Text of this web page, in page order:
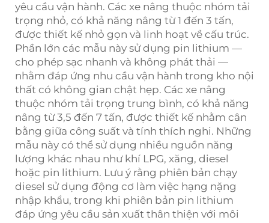
yêu cầu vận hành. Các xe nâng thuộc nhóm tải
trọng nhỏ, có khả năng nâng từ 1 đến 3 tấn,
được thiết kế nhỏ gọn và linh hoạt về cấu trúc.
Phần lớn các mẫu này sử dụng pin lithium —
cho phép sạc nhanh và không phát thải —
nhằm đáp ứng nhu cầu vận hành trong kho nội
thất có không gian chật hẹp. Các xe nâng
thuộc nhóm tải trọng trung bình, có khả năng
nâng từ 3,5 đến 7 tấn, được thiết kế nhằm cân
bằng giữa công suất và tính thích nghi. Những
mẫu này có thể sử dụng nhiều nguồn năng
lượng khác nhau như khí LPG, xăng, diesel
hoặc pin lithium. Lưu ý rằng phiên bản chạy
diesel sử dụng động cơ làm việc hạng nặng
nhập khẩu, trong khi phiên bản pin lithium
đáp ứng yêu cầu sản xuất thân thiện với môi